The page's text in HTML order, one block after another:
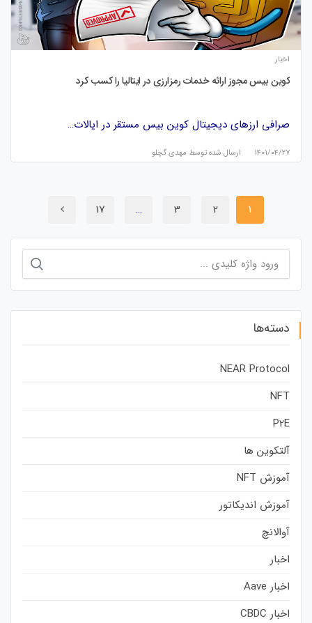
اخبار
کوین بیس مجوز ارائه خدمات رمزارزی در ایتالیا را کسب کرد
صرافی ارزهای دیجیتال کوین بیس مستقر در ایالات…
۱۴۰۱/۰۴/۲۷ ارسال شده توسط مهدی گچلو
1
2
3
…
17
برای:
دسته‌ها
NEAR Protocol
NFT
P2E
آلتکوین ها
آموزش NFT
آموزش اندیکاتور
آوالانچ
اخبار
اخبار Aave
اخبار CBDC